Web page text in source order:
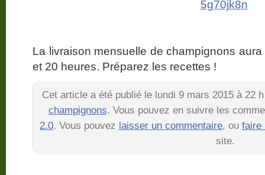
La livraison mensuelle de champignons
et 20 heures. Préparez les recettes !
Cet article a été publié le lundi 9 mars 2015 à 22
champignons. Vous pouvez en suivre les
2.0. Vous pouvez laisser un commentaire, ou faire
site.